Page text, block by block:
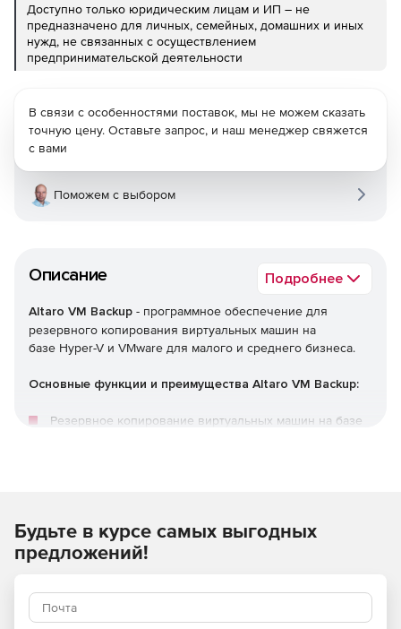
Доступно только юридическим лицам и ИП – не
предназначено для личных, семейных, домашних и иных
нужд, не связанных с осуществлением
предпринимательской деятельности
Описание Подробнее
Altaro VM Backup - программное обеспечение для
резервного копирования виртуальных машин на
базе Hyper-V и VMware для малого и среднего бизнеса.
Основные функции и преимущества Altaro VM Backup:
Резервное копирование виртуальных машин на базе
MS Azure
Облачная панель управления
В связи с особенностями поставок, мы не можем сказать
точную цену. Оставьте запрос, и наш менеджер свяжется
с вами
Поможем с выбором
Будьте в курсе самых выгодных
предложений!